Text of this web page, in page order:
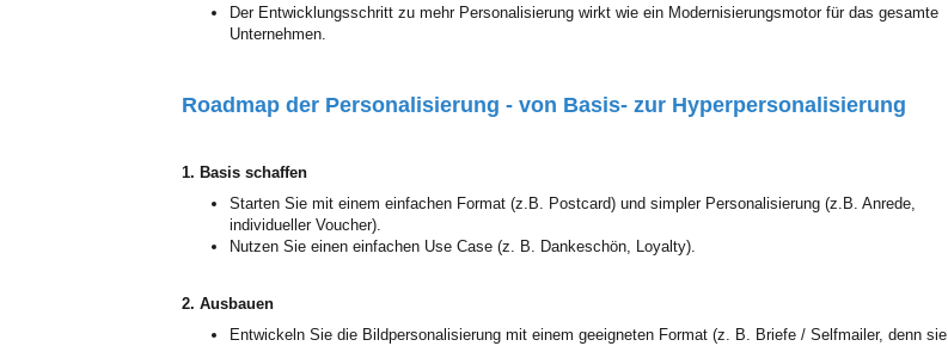
Der Entwicklungsschritt zu mehr Personalisierung wirkt wie ein Modernisierungsmotor für das gesamte
Unternehmen.
Roadmap der Personalisierung - von Basis- zur Hyperpersonalisierung
1. Basis schaffen
Starten Sie mit einem einfachen Format (z.B. Postcard) und simpler Personalisierung (z.B. Anrede,
individueller Voucher).
Nutzen Sie einen einfachen Use Case (z. B. Dankeschön, Loyalty).
2. Ausbauen
Entwickeln Sie die Bildpersonalisierung mit einem geeigneten Format (z. B. Briefe / Selfmailer, denn sie